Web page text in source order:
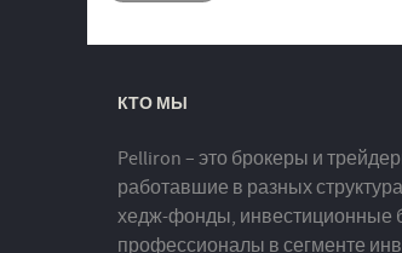
КТО МЫ
Pelliron – это брокеры и
работавшие в разных
хедж-фонды, инвестиционные
профессионалы в сегменте